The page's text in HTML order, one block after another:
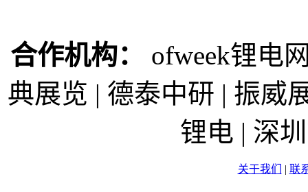
合作机构：
ofweek锂电
典展览 | 德泰中研 | 振威
锂电 | 深
关于我们 | 联